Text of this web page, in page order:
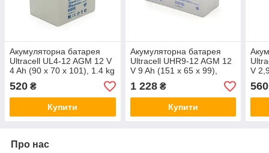
Акумуляторна батарея
Ultracell UL4-12 AGM 12 V
4 Ah (90 x 70 x 101), 1.4 kg
White Q10/420
520 ₴
Купити
Акумуляторна батарея
Ultracell UHR9-12 AGM 12
V 9 Ah (151 x 65 x 99),
2.45 kgWhite Q8/420
1 228₴
Купити
V
0.8
560
Про нас